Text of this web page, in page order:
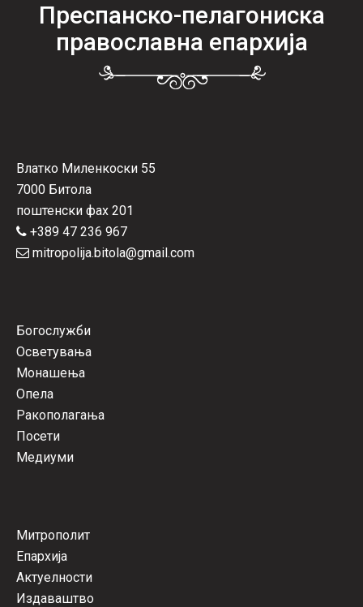
Преспанско-пелагониска
православна епархија
Влатко Миленкоски 55
7000 Битола
поштенски фах 201
+389 47 236 967
mitropolija.bitola@gmail.com
Богослужби
Осветувања
Монашења
Опела
Ракополагања
Посети
Медиуми
Митрополит
Епархија
Актуелности
Издаваштво